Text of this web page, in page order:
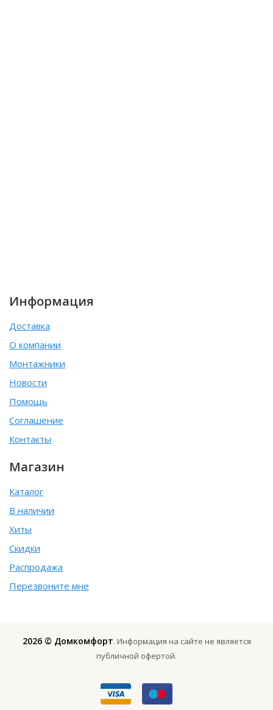
Информация
Доставка
О компании
Монтажники
Новости
Помощь
Соглашение
Контакты
Магазин
Каталог
В наличии
Хиты
Скидки
Распродажа
Перезвоните мне
2026 © Домкомфорт. Информация на сайте не является
публичной офертой.